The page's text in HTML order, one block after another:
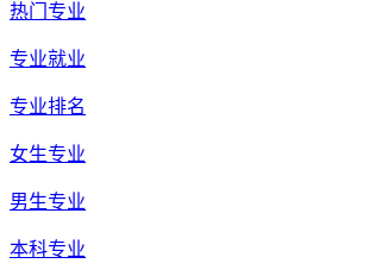
热门专业
专业就业
专业排名
女生专业
男生专业
本科专业